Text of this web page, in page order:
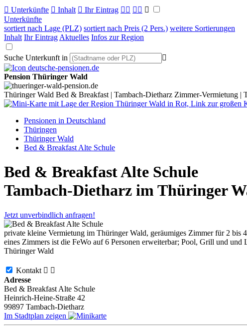
 Unterkünfte  Inhalt  Ihr Eintrag   
Unterkünfte
sortiert nach Lage (PLZ) sortiert nach Preis (2 Pers.) weitere Sortierungen
Inhalt Ihr Eintrag Aktuelles Infos zur Region
Suche Unterkunft in 
Pension Thüringer Wald
Thüringer Wald Bed & Breakfast | Tambach-Dietharz Zimmer-Vermietung |
Pensionen in Deutschland
Thüringen
Thüringer Wald
Bed & Breakfast Alte Schule
Bed & Breakfast Alte Schule
Tambach-Dietharz im Thüringer
Jetzt unverbindlich anfragen!
private kleine Vermietung im Thüringer Wald, geräumiges Zimmer für 2 bis
eines Zimmers ist die FeWo auf 6 Personen erweiterbar; Pool, Grill und
Thüringer Wald
Kontakt  
Adresse
Bed & Breakfast Alte Schule
Heinrich-Heine-Straße 42
99897 Tambach-Dietharz
Im Stadtplan zeigen